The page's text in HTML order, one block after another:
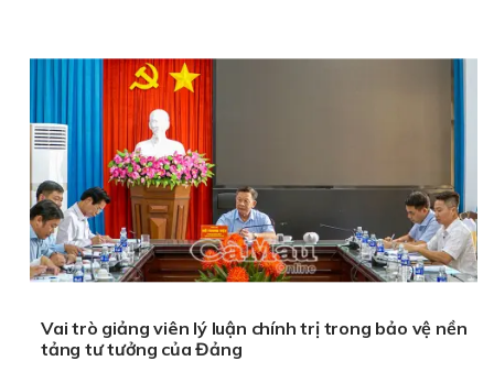
Vai trò giảng viên lý luận chính trị trong bảo vệ nền
tảng tư tưởng của Đảng